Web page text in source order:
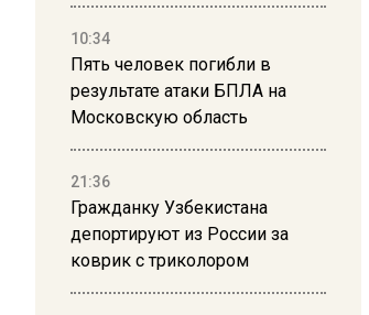
10:34
Пять человек погибли в
результате атаки БПЛА на
Московскую область
21:36
Гражданку Узбекистана
депортируют из России за
коврик с триколором